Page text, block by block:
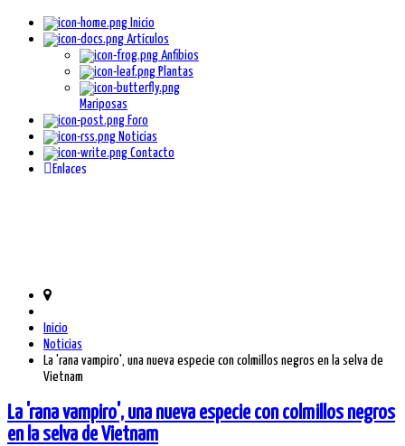
Inicio
Artículos
Anfibios
Plantas
Mariposas
Foro
Noticias
Contacto
Enlaces
Inicio
Noticias
La 'rana vampiro', una nueva especie con colmillos negros en la selva de
Vietnam
La 'rana vampiro', una nueva especie con colmillos negros
en la selva de Vietnam